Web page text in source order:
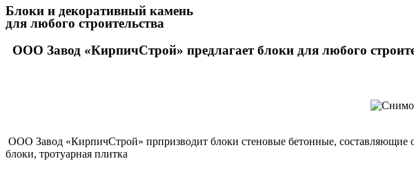
Блоки и декоративный камень
для любого строительства
ООО Завод «КирпичСтрой» предлагает блоки для любого
ООО Завод «КирпичСтрой» прпризводит блоки стеновые бетонные, составляющие
блоки, тротуарная плитка